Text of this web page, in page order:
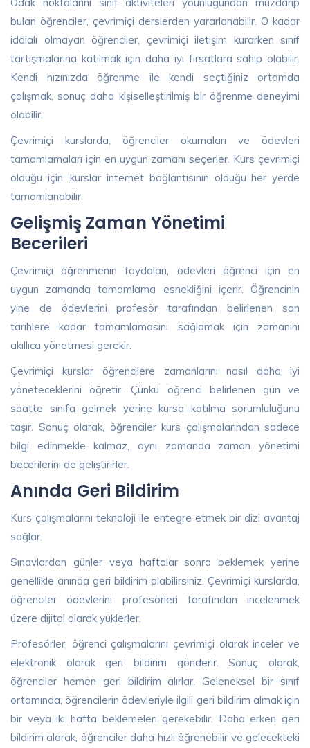
bulan öğrenciler, çevrimiçi derslerden yararlanabilir. O kadar
iddialı olmayan öğrenciler, çevrimiçi iletişim kurarken sınıf
tartışmalarına katılmak için daha iyi fırsatlara sahip olabilir.
Kendi hızınızda öğrenme ile kendi seçtiğiniz ortamda
çalışmak, sonuç daha kişiselleştirilmiş bir öğrenme deneyimi
olabilir.
Çevrimiçi kurslarda, öğrenciler okumaları ve ödevleri
tamamlamaları için en uygun zamanı seçerler. Kurs çevrimiçi
olduğu için, kurslar internet bağlantısının olduğu her yerde
tamamlanabilir.
Gelişmiş Zaman Yönetimi
Becerileri
Çevrimiçi öğrenmenin faydaları, ödevleri öğrenci için en
uygun zamanda tamamlama esnekliğini içerir. Öğrencinin
yine de ödevlerini profesör tarafından belirlenen son
tarihlere kadar tamamlamasını sağlamak için zamanını
akıllıca yönetmesi gerekir.
Çevrimiçi kurslar öğrencilere zamanlarını nasıl daha iyi
yöneteceklerini öğretir. Çünkü öğrenci belirlenen gün ve
saatte sınıfa gelmek yerine kursa katılma sorumluluğunu
taşır. Sonuç olarak, öğrenciler kurs çalışmalarından sadece
bilgi edinmekle kalmaz, aynı zamanda zaman yönetimi
becerilerini de geliştirirler.
Anında Geri Bildirim
Kurs çalışmalarını teknoloji ile entegre etmek bir dizi avantaj
sağlar.
Sınavlardan günler veya haftalar sonra beklemek yerine
genellikle anında geri bildirim alabilirsiniz. Çevrimiçi kurslarda,
öğrenciler ödevlerini profesörleri tarafından incelenmek
üzere dijital olarak yüklerler.
Profesörler, öğrenci çalışmalarını çevrimiçi olarak inceler ve
elektronik olarak geri bildirim gönderir. Sonuç olarak,
öğrenciler hemen geri bildirim alırlar. Geleneksel bir sınıf
ortamında, öğrencilerin ödevleriyle ilgili geri bildirim almak için
bir veya iki hafta beklemeleri gerekebilir. Daha erken geri
bildirim alarak, öğrenciler daha hızlı öğrenebilir ve gelecekteki